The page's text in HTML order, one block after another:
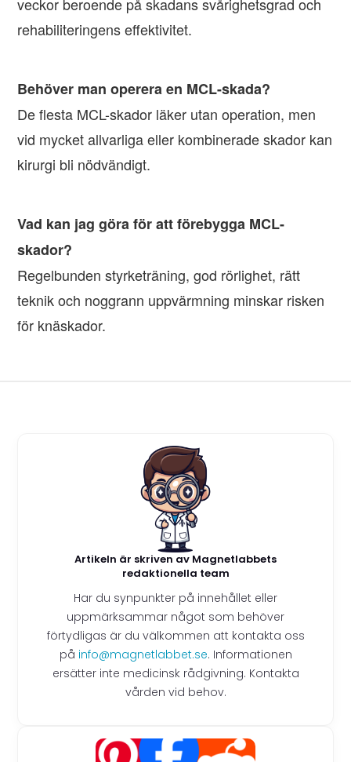
rehabiliteringens effektivitet.
Behöver man operera en MCL-skada?
De flesta MCL-skador läker utan operation, men
vid mycket allvarliga eller kombinerade skador kan
kirurgi bli nödvändigt.
Vad kan jag göra för att förebygga MCL-
skador?
Regelbunden styrketräning, god rörlighet, rätt
teknik och noggrann uppvärmning minskar risken
för knäskador.
Artikeln är skriven av Magnetlabbets
redaktionella team
Har du synpunkter på innehållet eller
uppmärksammar något som behöver
förtydligas är du välkommen att kontakta oss
på info@magnetlabbet.se. Informationen
ersätter inte medicinsk rådgivning. Kontakta
vården vid behov.